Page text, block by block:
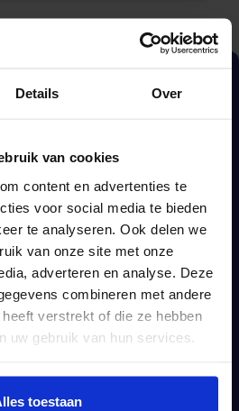
Details Over
van cookies
content en advertenties te
voor social media te bieden
te analyseren. Ook delen we
van onze site met onze
adverteren en analyse. Deze
combineren met andere
verstrekt of die ze hebben
uw gebruik van hun services.
toestaan
complete